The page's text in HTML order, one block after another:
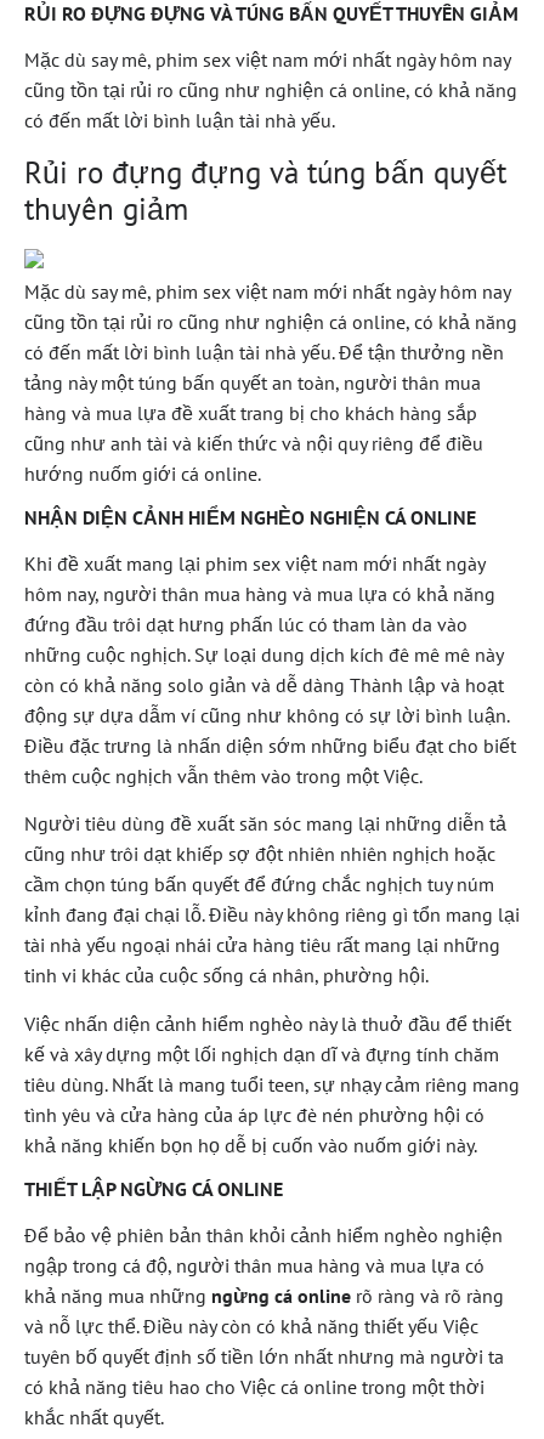
RỦI RO ĐỰNG ĐỰNG VÀ TÚNG BẤN QUYẾT THUYÊN GIẢM
Mặc dù say mê, phim sex việt nam mới nhất ngày hôm nay
cũng tồn tại rủi ro cũng như nghiện cá online, có khả năng
có đến mất lời bình luận tài nhà yếu.
Rủi ro đựng đựng và túng bấn quyết
thuyên giảm
Mặc dù say mê, phim sex việt nam mới nhất ngày hôm nay
cũng tồn tại rủi ro cũng như nghiện cá online, có khả năng
có đến mất lời bình luận tài nhà yếu. Để tận thưởng nền
tảng này một túng bấn quyết an toàn, người thân mua
hàng và mua lựa đề xuất trang bị cho khách hàng sắp
cũng như anh tài và kiến thức và nội quy riêng để điều
hướng nuốm giới cá online.
NHẬN DIỆN CẢNH HIỂM NGHÈO NGHIỆN CÁ ONLINE
Khi đề xuất mang lại phim sex việt nam mới nhất ngày
hôm nay, người thân mua hàng và mua lựa có khả năng
đứng đầu trôi dạt hưng phấn lúc có tham làn da vào
những cuộc nghịch. Sự loại dung dịch kích đê mê mê này
còn có khả năng solo giản và dễ dàng Thành lập và hoạt
động sự dựa dẫm ví cũng như không có sự lời bình luận.
Điều đặc trưng là nhấn diện sớm những biểu đạt cho biết
thêm cuộc nghịch vẫn thêm vào trong một Việc.
Người tiêu dùng đề xuất săn sóc mang lại những diễn tả
cũng như trôi dạt khiếp sợ đột nhiên nhiên nghịch hoặc
cầm chọn túng bấn quyết để đứng chắc nghịch tuy núm
kỉnh đang đại chại lỗ. Điều này không riêng gì tổn mang lại
tài nhà yếu ngoại nhái cửa hàng tiêu rất mang lại những
tinh vi khác của cuộc sống cá nhân, phường hội.
Việc nhấn diện cảnh hiểm nghèo này là thuở đầu để thiết
kế và xây dựng một lối nghịch dạn dĩ và đựng tính chăm
tiêu dùng. Nhất là mang tuổi teen, sự nhạy cảm riêng mang
tình yêu và cửa hàng của áp lực đè nén phường hội có
khả năng khiến bọn họ dễ bị cuốn vào nuốm giới này.
THIẾT LẬP NGỪNG CÁ ONLINE
Để bảo vệ phiên bản thân khỏi cảnh hiểm nghèo nghiện
ngập trong cá độ, người thân mua hàng và mua lựa có
khả năng mua những ngừng cá online rõ ràng và rõ ràng
và nỗ lực thể. Điều này còn có khả năng thiết yếu Việc
tuyên bố quyết định số tiền lớn nhất nhưng mà người ta
có khả năng tiêu hao cho Việc cá online trong một thời
khắc nhất quyết.